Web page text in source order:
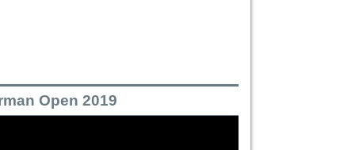
Open 2019